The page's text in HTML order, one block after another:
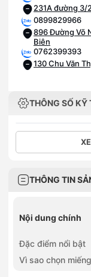
231A đường 3/
0899829966
896 Đường Võ
Biên
0762399393
130 Chu Văn
THÔNG SỐ KỸ
THÔNG TIN
Nội dung chính
Đặc điểm nổi bật
Vì sao chọn